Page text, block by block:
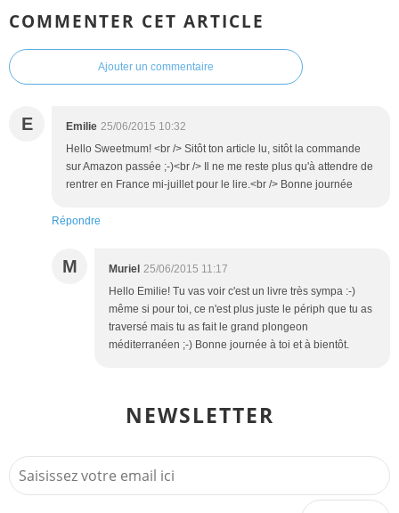
COMMENTER CET ARTICLE
Ajouter un commentaire
E Emilie 25/06/2015 10:32
Hello Sweetmum! <br /> Sitôt ton article lu, sitôt la commande
sur Amazon passée ;-)<br /> Il ne me reste plus qu'à attendre de
rentrer en France mi-juillet pour le lire.<br /> Bonne journée
Répondre
M Muriel 25/06/2015 11:17
Hello Emilie! Tu vas voir c'est un livre très sympa :-)
même si pour toi, ce n'est plus juste le périph que tu as
traversé mais tu as fait le grand plongeon
méditerranéen ;-) Bonne journée à toi et à bientôt.
NEWSLETTER